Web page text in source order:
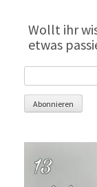
Wollt ihr
etwas